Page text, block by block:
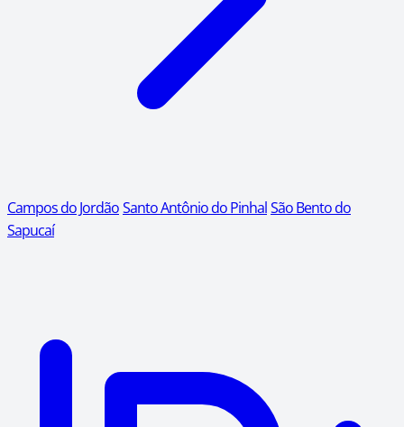
Campos do JordãoSanto Antônio do PinhalSão Bento do
Sapucaí